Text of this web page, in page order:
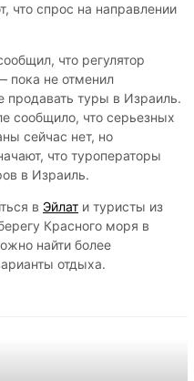
что спрос на направлении
что регулятор
пока не отменил
продавать туры в Израиль.
сообщило, что серьезных
сейчас нет, но
что туроператоры
в Израиль.
в Эйлат и туристы из
Красного моря в
найти более
отдыха.